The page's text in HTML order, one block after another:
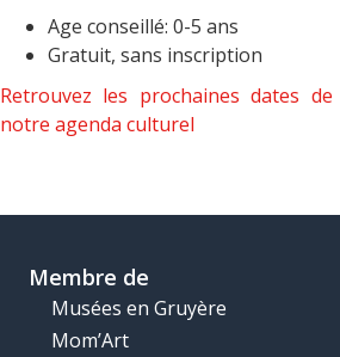
Age conseillé: 0-5 ans
Gratuit, sans inscription
Retrouvez les prochaines dates
notre agenda culturel
Membre de
Musées en Gruyère
Mom’Art